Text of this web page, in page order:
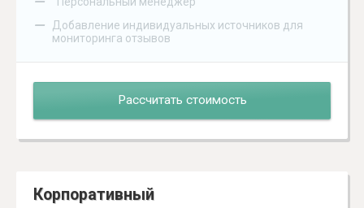
–
Добавление индивидуальных источников для
мониторинга отзывов
Рассчитать стоимость
Корпоративный